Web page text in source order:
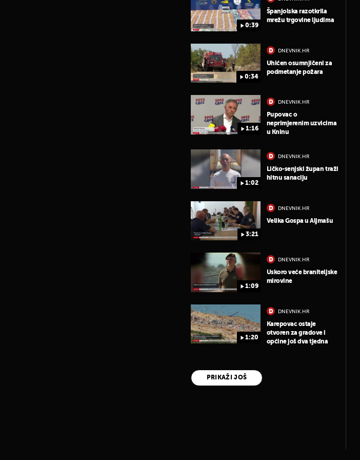
0:39
Španjolska razotkrila
mrežu trgovine ljudima
0:34
DNEVNIK.HR
Uhićen osumnjičeni za
podmetanje požara
1:16
DNEVNIK.HR
Pupovac o
neprimjerenim uzvicima
u Kninu
1:02
DNEVNIK.HR
Ličko-senjski župan traži
hitnu sanaciju
3:21
DNEVNIK.HR
Velika Gospa u Aljmašu
1:09
DNEVNIK.HR
Uskoro veće braniteljske
mirovine
1:20
DNEVNIK.HR
Karepovac ostaje
otvoren za gradove i
općine još dva tjedna
PRIKAŽI JOŠ